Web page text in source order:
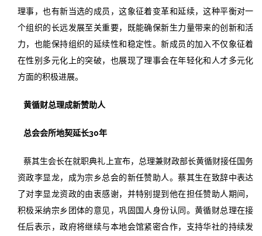
理事，也有新当选的成员，这象征着变革和延续，这种平衡对一
个组织的长远发展至关重要，既能确保新生力量带来的创新和活
力，也能保持组织的延续性和稳定性。新成员的加入不仅象征着
在性别多元化上的突破，也展现了理事会在年轻化和人才多元化
方面的积极进展。
黄循财总理成新赞助人
总会会所地契延长30年
蔡其生会长在就职典礼上宣布，总理兼财政部长黄循财接任国务
资政李显龙，成为宗乡总会的新任赞助人。蔡其生在致辞中表达
了对李显龙资政的由衷感谢，并特别提到他在担任赞助人期间，
积极采纳宗乡团体的意见，巩固国人身份认同。黄循财总理在接
任后表示，政府将继续与本地会馆紧密合作，支持华社的持续发